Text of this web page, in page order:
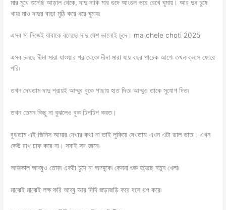
মার মুখে শুনেছি আড়াল থেকে, দাদু নাকি মার গুদে আংগুল ভরে রেখে ঘুমায়। আর দুধ চুষে
খায়৷ মাও দাদুর বাড়া মুঠি করে ধরে ঘুমায়৷
এসব মা নিজেই বাবাকে বলেছে৷ দাদু বেশ ভালোই চুদে। ma chele choti 2025
এসব চলছে দীদা মারা যাওয়ার পর থেকে৷ দীদা মারা যায় বছর পাচেক আগে৷ তখন ক্লাস ফোরে
পরি৷
তখন দেখতাম দাদু প্রায়ই আম্মুর বুকে পাছায় হাত দিত৷ আম্মুও তাকে সুযোগ দিত৷
তখন তেমন কিছু না বুঝলেও বুক ঢিপঢিপ করত।
বুঝতাম এই জিনিস আমার দেখার কথা না তাই লুকিয়ে দেখতাম৷ এখন এটা ডাল ভাত। এখন
কেউ রাখ ঢাক করে না। সবাই সব জানে৷
আজকাল আব্বুও তেমন একটা চুদে না আম্মুকে৷ কেননা শুরু হয়েছে নতুন খেলা৷
মাঝেই মাঝেই লক্ষ করি আব্বু আর দিদি জড়াজড়ি করে বসে গল্প করে৷